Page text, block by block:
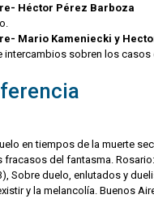
Héctor Pérez Barboza
Mario Kameniecki y
intercambios sobren los casos
en tiempos de la muerte
fracasos del fantasma.
Sobre duelo, enlutados y
y la melancolía. Buenos